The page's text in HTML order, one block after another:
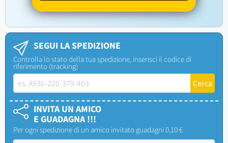
SEGUI LA SPEDIZIONE
Controlla lo stato della tua spedizione, inserisci il codice di
riferimento (tracking)
INVITA UN AMICO
E GUADAGNA !!!
Per ogni spedizione di un amico invitato guadagni 0,10 €